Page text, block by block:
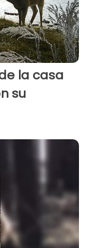
la casa
su